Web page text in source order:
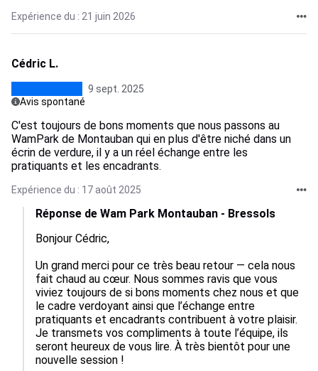
Expérience du : 21 juin 2026
Cédric L.
9 sept. 2025
Avis spontané
C'est toujours de bons moments que nous passons au
WamPark de Montauban qui en plus d'être niché dans un
écrin de verdure, il y a un réel échange entre les
pratiquants et les encadrants.
Expérience du : 17 août 2025
Réponse de Wam Park Montauban - Bressols
Bonjour Cédric,
Un grand merci pour ce très beau retour — cela nous
fait chaud au cœur. Nous sommes ravis que vous
viviez toujours de si bons moments chez nous et que
le cadre verdoyant ainsi que l’échange entre
pratiquants et encadrants contribuent à votre plaisir.
Je transmets vos compliments à toute l’équipe, ils
seront heureux de vous lire. À très bientôt pour une
nouvelle session !